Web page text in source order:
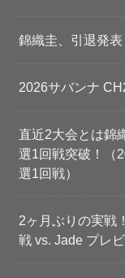
錦織圭、引退発表
2026サバンナ
直近2大会とは錦
選1回戦突破！（
選1回戦）
2ヶ月ぶりの実戦
戦 vs. Jade プレ